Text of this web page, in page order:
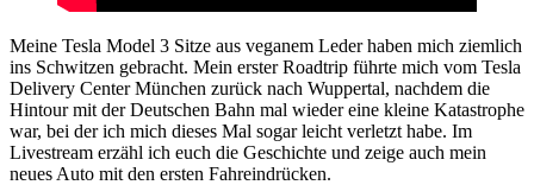
Meine Tesla Model 3 Sitze aus veganem Leder haben mich ziemlich
ins Schwitzen gebracht. Mein erster Roadtrip führte mich vom Tesla
Delivery Center München zurück nach Wuppertal, nachdem die
Hintour mit der Deutschen Bahn mal wieder eine kleine Katastrophe
war, bei der ich mich dieses Mal sogar leicht verletzt habe. Im
Livestream erzähl ich euch die Geschichte und zeige auch mein
neues Auto mit den ersten Fahreindrücken.